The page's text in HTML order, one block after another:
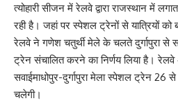
त्योहारी सीजन में रेलवे द्वारा राजस्थान में
रही है। जहां पर स्पेशल ट्रेनों से यात्रियों को
रेलवे ने गणेश चतुर्थी मेले के चलते दुर्गापुरा से
ट्रेन संचालित करने का निर्णय लिया है।
सवाईमाधोपुर-दुर्गापुरा मेला स्पेशल ट्रेन
चलेगी।